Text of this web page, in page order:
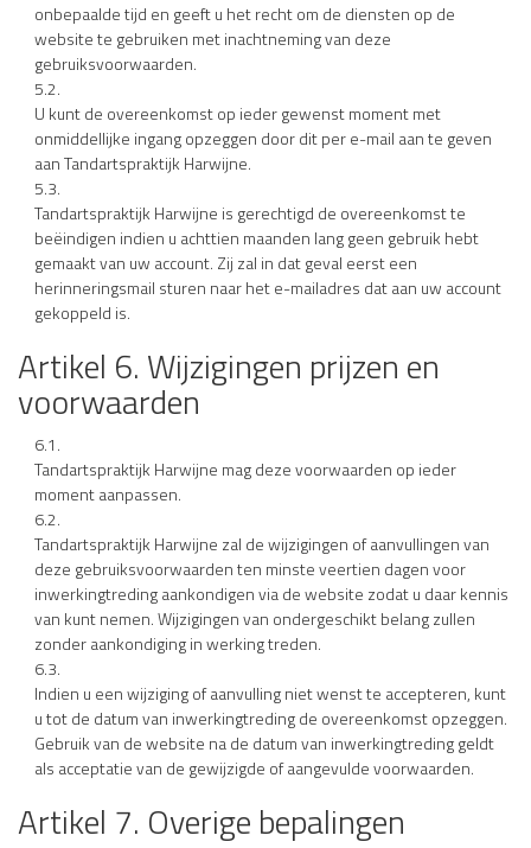
onbepaalde tijd en geeft u het recht om de diensten op de
website te gebruiken met inachtneming van deze
gebruiksvoorwaarden.
5.2.
U kunt de overeenkomst op ieder gewenst moment met
onmiddellijke ingang opzeggen door dit per e-mail aan te geven
aan Tandartspraktijk Harwijne.
5.3.
Tandartspraktijk Harwijne is gerechtigd de overeenkomst te
beëindigen indien u achttien maanden lang geen gebruik hebt
gemaakt van uw account. Zij zal in dat geval eerst een
herinneringsmail sturen naar het e-mailadres dat aan uw account
gekoppeld is.
Artikel 6. Wijzigingen prijzen en
voorwaarden
6.1.
Tandartspraktijk Harwijne mag deze voorwaarden op ieder
moment aanpassen.
6.2.
Tandartspraktijk Harwijne zal de wijzigingen of aanvullingen van
deze gebruiksvoorwaarden ten minste veertien dagen voor
inwerkingtreding aankondigen via de website zodat u daar kennis
van kunt nemen. Wijzigingen van ondergeschikt belang zullen
zonder aankondiging in werking treden.
6.3.
Indien u een wijziging of aanvulling niet wenst te accepteren, kunt
u tot de datum van inwerkingtreding de overeenkomst opzeggen.
Gebruik van de website na de datum van inwerkingtreding geldt
als acceptatie van de gewijzigde of aangevulde voorwaarden.
Artikel 7. Overige bepalingen